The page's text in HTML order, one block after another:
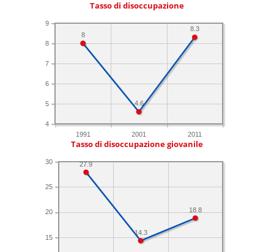
Tasso di disoccupazione
1991 2001 2011
4
5
6
7
8
9
8.3
4.6
8
Tasso di disoccupazione giovanile
15
20
25
30
18.8
14.3
27.9